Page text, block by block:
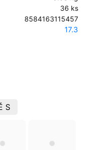
36 ks
8584163115457
17.3
S